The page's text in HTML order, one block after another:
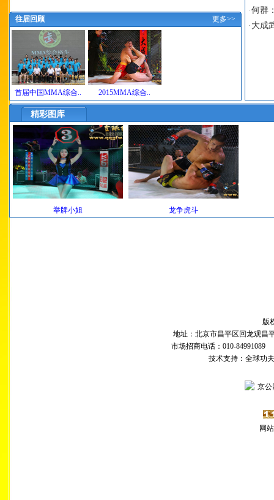
往届回顾 更多>>
首届中国MMA综合.. 2015MMA综合..
·何群
· 大成
精彩图库
举牌小姐 龙争虎斗
版
地址：北京市昌平区回龙观昌
市场招商电话：010-84991089
技术支持：全球
京公
网